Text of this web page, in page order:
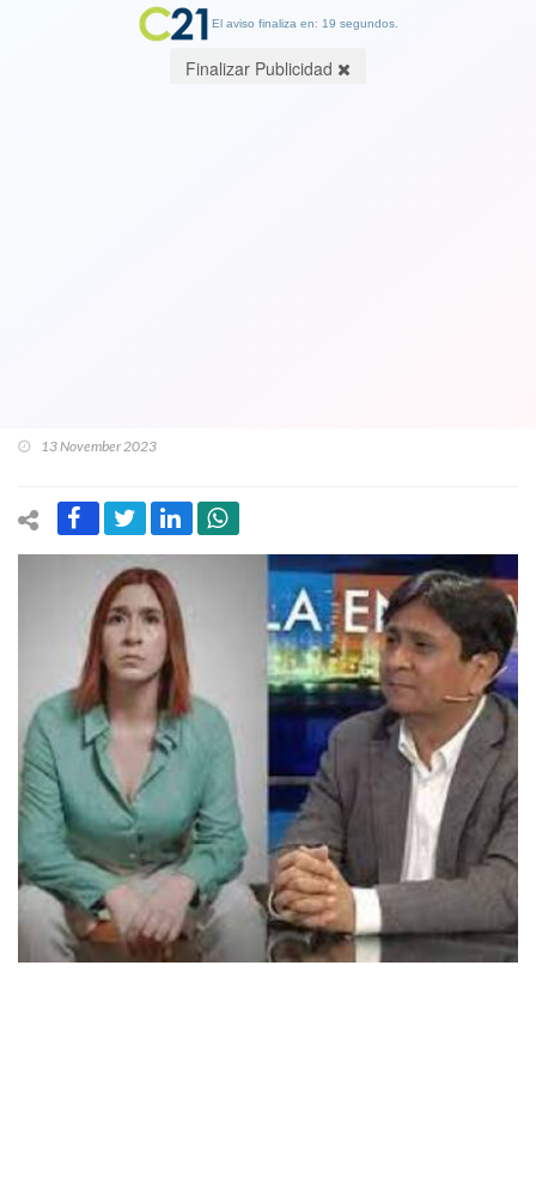
13 November 2023
El aviso finaliza en: 19 segundos.
Finalizar Publicidad